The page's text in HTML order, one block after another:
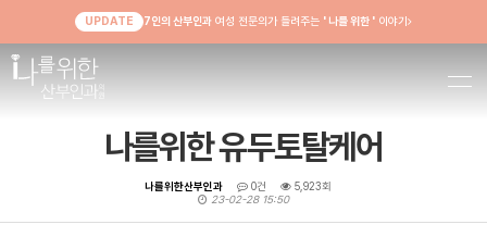
UPDATE 7인의 산부인과 여성 전문의가 들려주는 ' 나를 위한 ' 이야기
나를위한 유두토탈케어
나를위한산부인과 0건
5,923회
23-02-28 15:50